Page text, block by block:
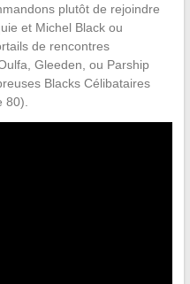
plutôt de rejoindre
et Michel Black ou
de rencontres
Gleeden, ou Parship
Blacks Célibataires
80).